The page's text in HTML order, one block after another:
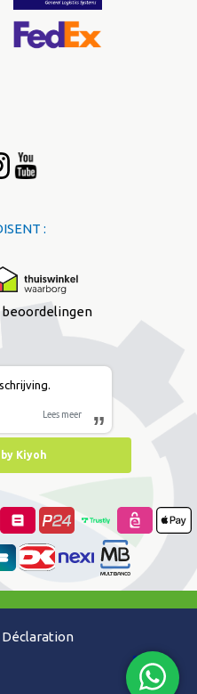
:
beoordelingen
Lees meer ”
Kiyoh
Déclaration